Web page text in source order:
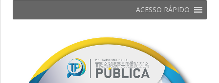
ACESSO RÁPIDO